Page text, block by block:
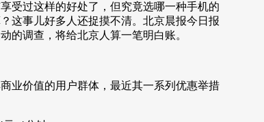
受过这样的好处了，但究竟选哪一种手机的
这事儿好多人还捉摸不清。北京晨报今日报
的调查，将给北京人算一笔明白账。
价值的用户群体，最近其一系列优惠举措